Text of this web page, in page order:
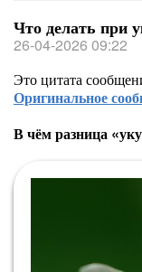
Что делать при
26-04-2026 09:22
Это цитата
Оригинальное
В чём разница